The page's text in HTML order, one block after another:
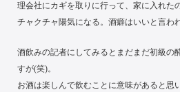
理会社にカギを取りに行って、家に入れた
チャクチャ陽気になる。酒癖はいいと言わ
酒飲みの記者にしてみるとまだまだ初級の
すが(笑)。
お酒は楽しんで飲むことに意味があると思